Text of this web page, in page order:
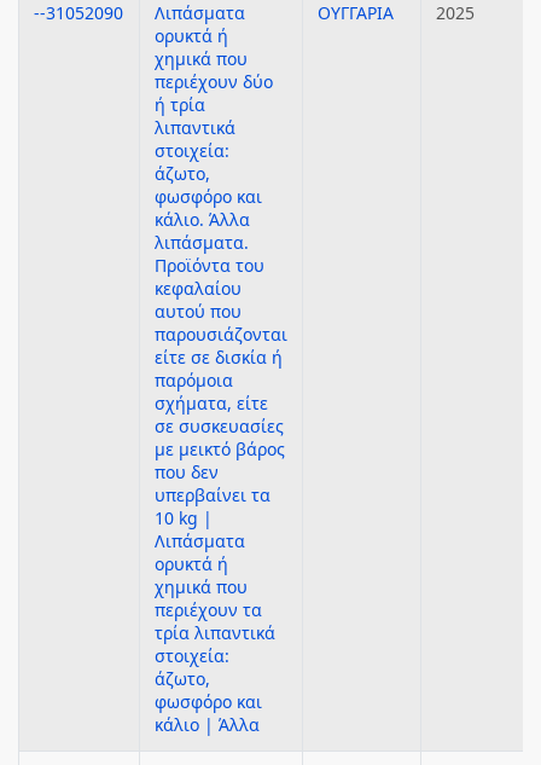
--31052090
Λιπάσματα
ορυκτά ή
χημικά που
περιέχουν δύο
ή τρία
λιπαντικά
στοιχεία:
άζωτο,
φωσφόρο και
κάλιο. Άλλα
λιπάσματα.
Προϊόντα του
κεφαλαίου
αυτού που
παρουσιάζονται
είτε σε δισκία ή
παρόμοια
σχήματα, είτε
σε συσκευασίες
με μεικτό βάρος
που δεν
υπερβαίνει τα
10 kg |
Λιπάσματα
ορυκτά ή
χημικά που
περιέχουν τα
τρία λιπαντικά
στοιχεία:
άζωτο,
φωσφόρο και
κάλιο | Άλλα
ΟΥΓΓΑΡΙΑ 2025